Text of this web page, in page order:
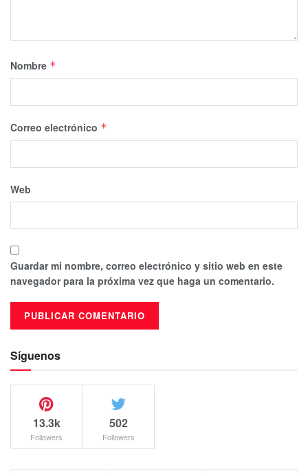
Nombre *
Correo electrónico *
Web
Guardar mi nombre, correo electrónico y sitio web en este
navegador para la próxima vez que haga un comentario.
Síguenos
13.3k
Followers
502
Followers